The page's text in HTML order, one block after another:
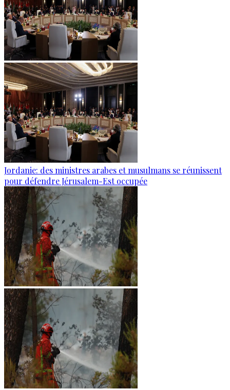
Jordanie: des ministres arabes et musulmans se réunissent
pour défendre Jérusalem-Est occupée